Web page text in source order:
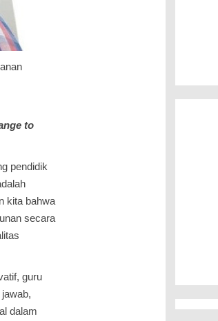
to
pendidik
kita bahwa
secara
guru
dalam